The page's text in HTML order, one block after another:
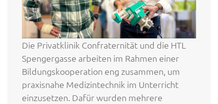
Die Privatklinik Confraternität und die HTL
Spengergasse arbeiten im Rahmen einer
Bildungskooperation eng zusammen, um
praxisnahe Medizintechnik im Unterricht
einzusetzen. Dafür wurden mehrere